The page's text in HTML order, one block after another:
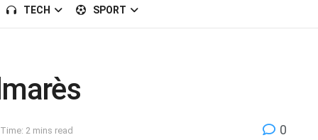
TECH SPORT
2 mins read 0